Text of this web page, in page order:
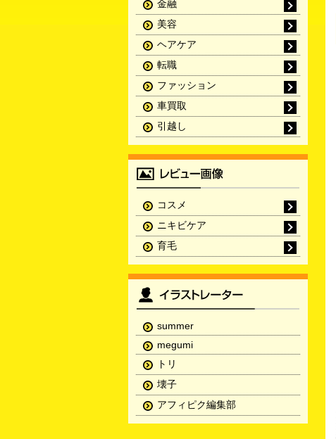
金融
美容
ヘアケア
転職
ファッション
車買取
引越し
コスメ
ニキビケア
育毛
summer
megumi
トリ
壊子
アフィピク編集部